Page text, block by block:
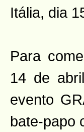
Itália, dia
Para
14 de
evento
bate-papo